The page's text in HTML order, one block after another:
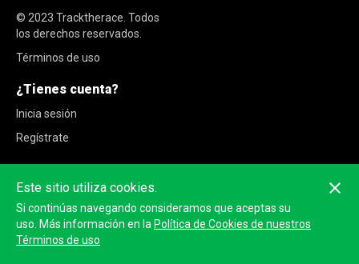
© 2023 Tracktherace Todos
los derechos reservados.
Términos de uso
¿Tienes cuenta?
Inicia sesión
Regístrate
Este sitio utiliza cookies.
Si continúas navegando consideramos que aceptas su
uso. Más información en la Política de Cookies de nuestros
Términos de uso